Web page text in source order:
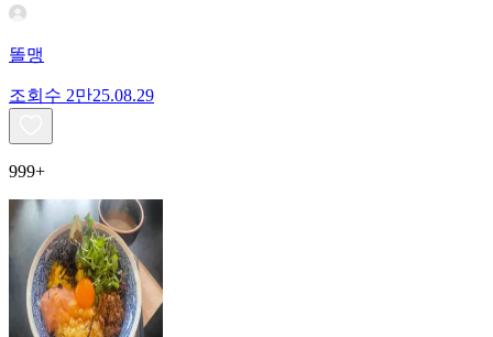
똘맹
조회수 2만25.08.29
999+